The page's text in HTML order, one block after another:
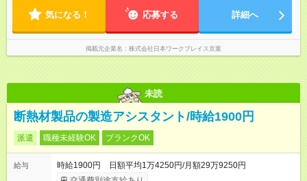
気になる！ 応募する 詳細へ
掲載元企業名 株式会社日本ワークプレイス京葉
未読
断熱材製品の製造アシスタント/時給1900円
派遣 職種未経験OK ブランクOK
給与
時給1900円 日額平均1万4250円/月額29万9250円